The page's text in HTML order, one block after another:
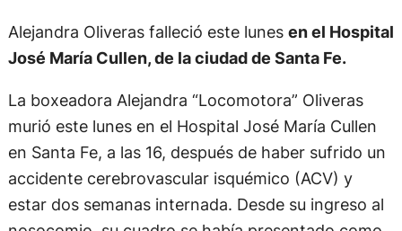
Alejandra Oliveras falleció este lunes en el Hospital
José María Cullen, de la ciudad de Santa Fe.
La boxeadora Alejandra “Locomotora” Oliveras
murió este lunes en el Hospital José María Cullen
en Santa Fe, a las 16, después de haber sufrido un
accidente cerebrovascular isquémico (ACV) y
estar dos semanas internada. Desde su ingreso al